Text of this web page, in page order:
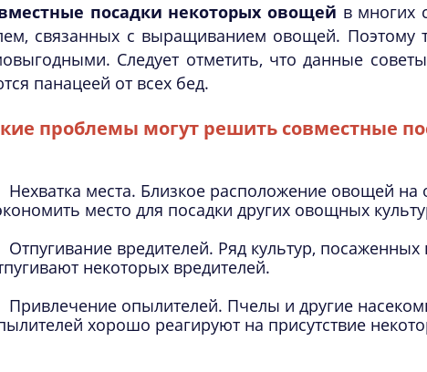
посадки некоторых овощей в многих
связанных с выращиванием овощей. Поэтому
Следует отметить, что данные
панацеей от всех бед.
проблемы могут решить совместные
Нехватка места. Близкое расположение овощей на
место для посадки других овощных
Отпугивание вредителей. Ряд культур,
некоторых вредителей.
Привлечение опылителей. Пчелы и другие
хорошо реагируют на присутствие